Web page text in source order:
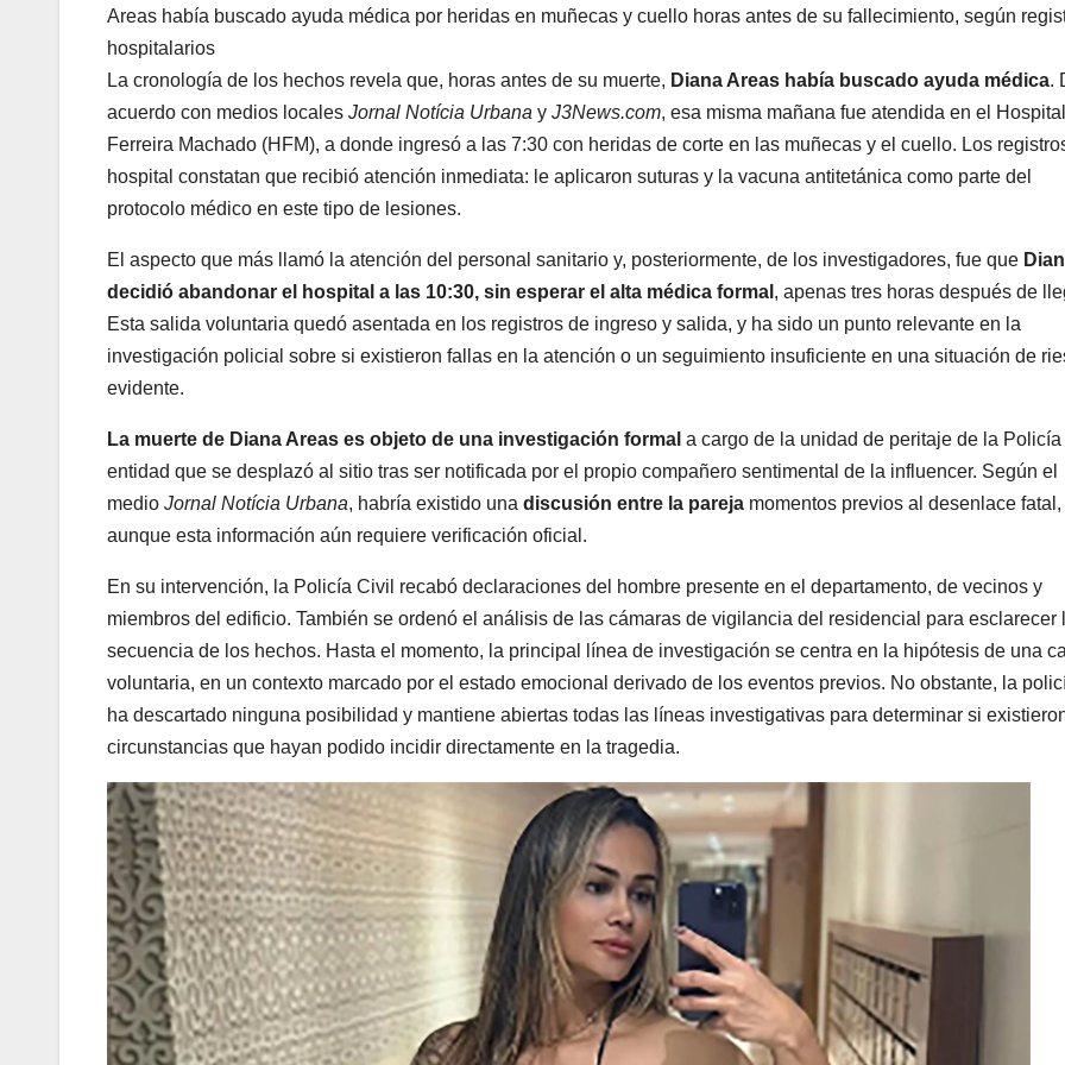
Areas había buscado ayuda médica por heridas en muñecas y cuello horas antes de su fallecimiento, según
hospitalarios
La cronología de los hechos revela que, horas antes de su muerte, Diana Areas había buscado ayuda médica.
acuerdo con medios locales Jornal Notícia Urbana y J3News.com, esa misma mañana fue atendida en el Hospital
Ferreira Machado (HFM), a donde ingresó a las 7:30 con heridas de corte en las muñecas y el cuello. Los
hospital constatan que recibió atención inmediata: le aplicaron suturas y la vacuna antitetánica como parte del
protocolo médico en este tipo de lesiones.
El aspecto que más llamó la atención del personal sanitario y, posteriormente, de los investigadores, fue que
decidió abandonar el hospital a las 10:30, sin esperar el alta médica formal , apenas tres horas después de
Esta salida voluntaria quedó asentada en los registros de ingreso y salida, y ha sido un punto relevante en la
investigación policial sobre si existieron fallas en la atención o un seguimiento insuficiente en una situación de
evidente.
La muerte de Diana Areas es objeto de una investigación formal a cargo de la unidad de peritaje de la
entidad que se desplazó al sitio tras ser notificada por el propio compañero sentimental de la influencer. Según el
medio Jornal Notícia Urbana, habría existido una discusión entre la pareja momentos previos al desenlace fatal,
aunque esta información aún requiere verificación oficial.
En su intervención, la Policía Civil recabó declaraciones del hombre presente en el departamento, de vecinos y
miembros del edificio. También se ordenó el análisis de las cámaras de vigilancia del residencial para esclarecer
secuencia de los hechos. Hasta el momento, la principal línea de investigación se centra en la hipótesis de una
voluntaria, en un contexto marcado por el estado emocional derivado de los eventos previos. No obstante, la
ha descartado ninguna posibilidad y mantiene abiertas todas las líneas investigativas para determinar si
circunstancias que hayan podido incidir directamente en la tragedia.